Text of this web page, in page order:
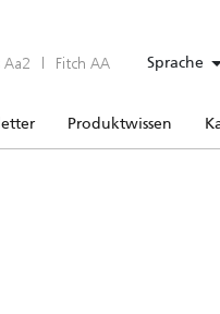
Aa2 | Fitch AA Sprache
Produktwissen